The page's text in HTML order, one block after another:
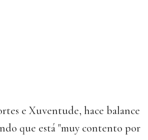
e Xuventude, hace balance
que está "muy contento por